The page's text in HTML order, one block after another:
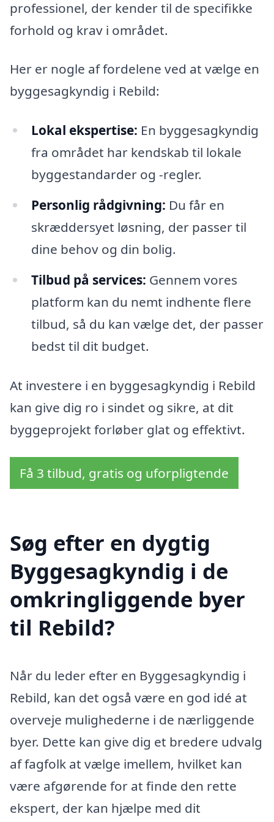
professionel, der kender til de specifikke
forhold og krav i området.
Her er nogle af fordelene ved at vælge en
byggesagkyndig i Rebild:
Lokal ekspertise: En byggesagkyndig
fra området har kendskab til lokale
byggestandarder og -regler.
Personlig rådgivning: Du får en
skræddersyet løsning, der passer til
dine behov og din bolig.
Tilbud på services: Gennem vores
platform kan du nemt indhente flere
tilbud, så du kan vælge det, der passer
bedst til dit budget.
At investere i en byggesagkyndig i Rebild
kan give dig ro i sindet og sikre, at dit
byggeprojekt forløber glat og effektivt.
Få 3 tilbud, gratis og uforpligtende
Søg efter en dygtig
Byggesagkyndig i de
omkringliggende byer
til Rebild?
Når du leder efter en Byggesagkyndig i
Rebild, kan det også være en god idé at
overveje mulighederne i de nærliggende
byer. Dette kan give dig et bredere udvalg
af fagfolk at vælge imellem, hvilket kan
være afgørende for at finde den rette
ekspert, der kan hjælpe med dit